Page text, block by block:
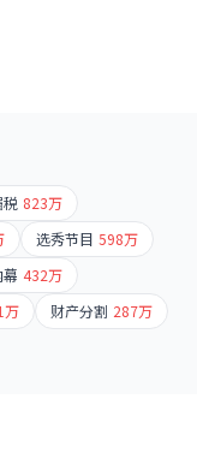
823万
选秀节目 598万
432万
万 财产分割 287万